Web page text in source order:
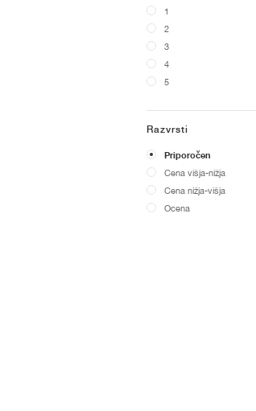
1
2
3
4
5
Razvrsti
Priporočen
Cena višja-nižja
Cena nižja-višja
Ocena